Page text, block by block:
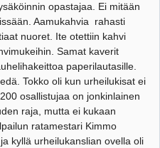
opastajaa. Ei mitään
Aamukahvia rahasti
nuoret. Ite otettiin kahvi
Samat kaverit
paperilautasille.
Tokko oli kun urheilukisat ei
osallistujaa on jonkinlainen
raja, mutta ei kukaan
ratamestari Kimmo
kyllä urheilukanslian ovella oli